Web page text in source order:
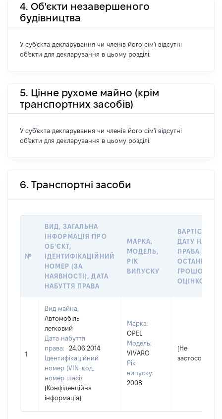
4. Об'єкти незавершеного
будівництва
У суб'єкта декларування чи членів його сім'ї відсутні
об'єкти для декларування в цьому розділі.
5. Цінне рухоме майно (крім
транспортних засобів)
У суб'єкта декларування чи членів його сім'ї відсутні
об'єкти для декларування в цьому розділі.
6. Транспортні засоби
№
ВИД, ЗАГАЛЬНА
ІНФОРМАЦІЯ ПРО
ОБʼЄКТ,
ІДЕНТИФІКАЦІЙНИЙ
НОМЕР (ЗА
НАЯВНОСТІ), ДАТА
НАБУТТЯ ПРАВА
МАРКА,
МОДЕЛЬ,
РІК
ВИПУСКУ
ВАРТІСТЬ НА
ДАТУ
ПРАВА АБО
ГРОШОВОЮ
ОЦІНКОЮ,
1
Вид майна:
Автомобіль
легковий
Дата набуття
права:
24.06.2014
Ідентифікаційний
номер (VIN-код,
номер шасі):
[Конфіденційна
інформація]
Марка:
OPEL
Модель:
VIVARO
Рік
випуску:
2008
[Не